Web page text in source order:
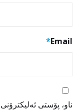
Email
*
ناو، پۆستی